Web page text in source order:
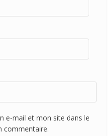
commentaire.
Mentions Légales